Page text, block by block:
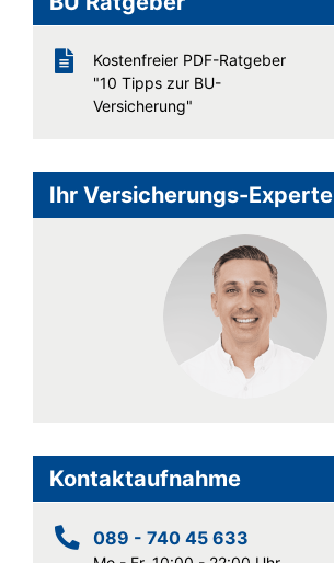
Kostenfreier PDF-Ratgeber
"10 Tipps zur BU-
Versicherung"
Ihr Versicherungs-Experte
Kontaktaufnahme
089 - 740 45 633